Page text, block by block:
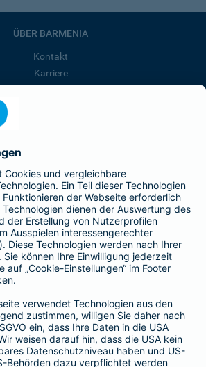
ÜBER BARMENIA
Kontakt
Karriere
ist Teil der BarmeniaGothaer
BELIEBTE SEITEN
Zusatzversicherung
Tierversicherungen
Haftpflichtversicherung
Hausratversicherung
Adresse ändern
Schaden melden
Serviceübersicht